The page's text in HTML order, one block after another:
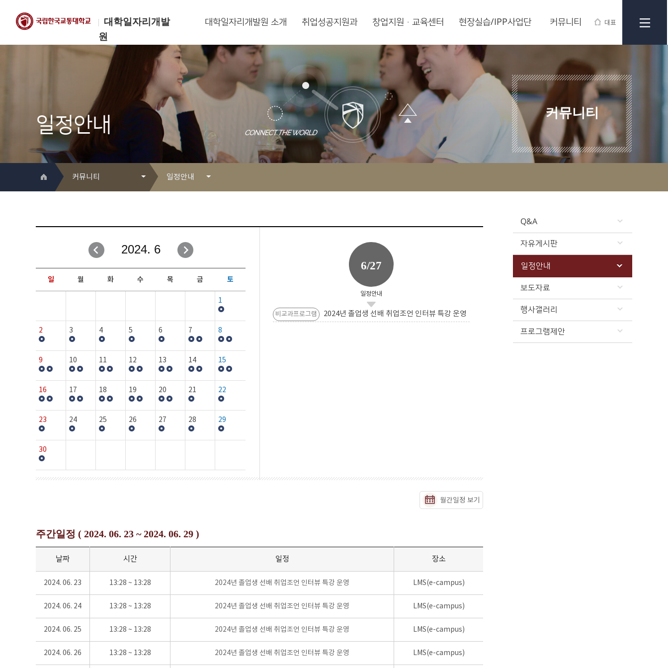
대학일자리개발
원
대표
한국교통대학교
대학일자리개발원
대학일자리개발원 소개 취업성공지원과 창업지원·교육센터 현장실습/IPP사업단 커뮤니티
일정안내
커뮤니티
커뮤니티
취업성공지원과
창업지원·교육센터
현장실습/IPP사업단
커뮤니티
일정안내
자유게시판
일정안내
보도자료
행사갤러리
Q&A
자유게시판
일정안내
보도자료
행사갤러리
프로그램제안
2024. 6
일 월 화 수 목 금 토
1
2 3 4 5 6 7 8
9 10 11 12 13 14 15
16 17 18 19 20 21 22
23 24 25 26 27 28 29
30
6/27
일정안내
비교과프로그램 2024년 졸업생 선배 취업조언 인터뷰 특강 운영
월간일정 보기
주간일정 ( 2024. 06. 23 ~ 2024. 06. 29 )
날짜 시간 일정 장소
2024. 06. 23 13:28 ~ 13:28 2024년 졸업생 선배 취업조언 인터뷰 특강 운영 LMS(e-campus)
2024. 06. 24 13:28 ~ 13:28 2024년 졸업생 선배 취업조언 인터뷰 특강 운영 LMS(e-campus)
2024. 06. 25 13:28 ~ 13:28 2024년 졸업생 선배 취업조언 인터뷰 특강 운영 LMS(e-campus)
2024. 06. 26 13:28 ~ 13:28 2024년 졸업생 선배 취업조언 인터뷰 특강 운영 LMS(e-campus)